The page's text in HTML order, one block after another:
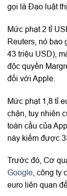
gọi là Đạo luật
Mức phạt 2 tỉ
Reuters, nó bao
43 triệu USD),
độc quyền
đối với Apple.
Mức phạt 1,8 tỉ
chặn, tuy nhiên
toàn cầu của
này kiếm được
Trước đó, Cơ
Google , công
euro liên quan